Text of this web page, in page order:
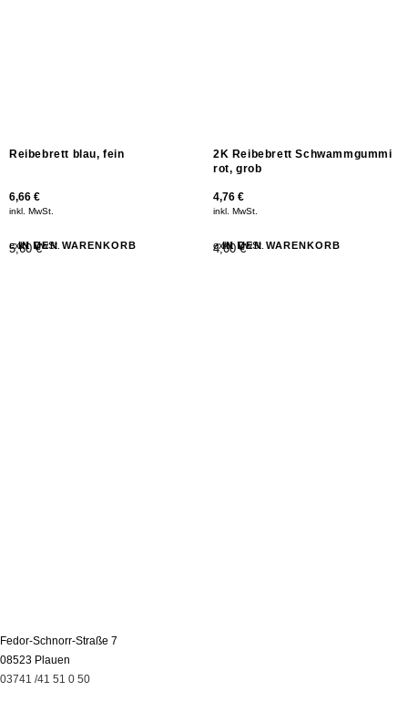
Reibebrett blau, fein
6,66 €
inkl. MwSt.
5,60 €
exkl. MwSt.
IN DEN WARENKORB
2K Reibebrett Schwammgummi
rot, grob
4,76 €
inkl. MwSt.
4,00 €
exkl. MwSt.
IN DEN WARENKORB
Fedor-Schnorr-Straße 7
08523 Plauen
03741 /41 51 0 50